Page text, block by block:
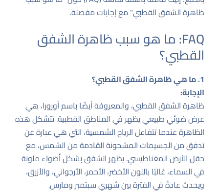
ظاهرة الشفق القطبي" مع إجابات مفصلة.
FAQ: ما هو سبب ظاهرة الشفق
القطبي؟
1. ما هي ظاهرة الشفق القطبي؟
الإجابة:
ظاهرة الشفق القطبي، والمعروفة أيضًا باسم أورورا، هي
عرض ضوئي طبيعي يظهر في المناطق القطبية. تتشكل هذه
الظاهرة عندما تتفاعل الرياح الشمسية، التي هي عبارة عن
تدفق من الجسيمات المشحونة القادمة من الشمس، مع
حقل الأرض المغناطيسي. يظهر الشفق بشكل أضواء ملونة
في السماء، غالبًا باللون الأخضر، الأحمر، الأرجواني، والأزرق،
ويحدث عادةً في الفترة بين شهري سبتمبر ومارس.